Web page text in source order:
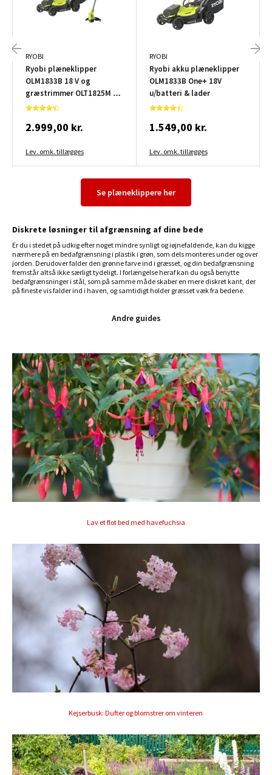
RYOBI
Ryobi plæneklipper
OLM1833B 18 V og
græstrimmer OLT1825M 18
V inkl. batteri og lader
2.999,00 kr.
Lev. omk. tillægges
RYOBI
Ryobi akku plæneklipper
OLM1833B One+ 18V
u/batteri & lader
1.549,00 kr.
Lev. omk. tillægges
Se plæneklippere her
Diskrete løsninger til afgrænsning af dine bede
Er du i stedet på udkig efter noget mindre synligt og iøjnefaldende, kan du kigge
nærmere på en bedafgrænsning i plastik i grøn, som dels monteres under og over
jorden. Derudover falder den grønne farve ind i græsset, og din bedafgrænsning
fremstår altså ikke særligt tydeligt. I forlængelse heraf kan du også benytte
bedafgrænsninger i stål, som på samme måde skaber en mere diskret kant, der
på fineste vis falder ind i haven, og samtidigt holder græsset væk fra bedene.
Andre guides
Lav et flot bed med havefuchsia
Kejserbusk: Dufter og blomstrer om vinteren